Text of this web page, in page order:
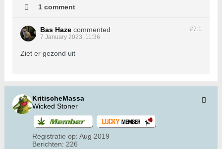
1 comment
#7.1
Bas Haze commented
7 January 2023, 11:36
Ziet er gezond uit
KritischeMassa
Wicked Stoner
Registratie op: Aug 2019
Berichten: 226